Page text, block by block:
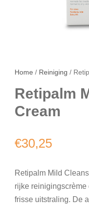
Home / Reiniging /
Retipalm
Cream
€30,25
Retipalm Mild
rijke reinigingscrème
frisse uitstraling. De